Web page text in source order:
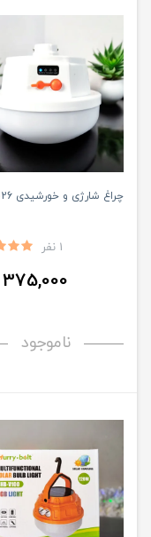
چراغ شارژی و خورشیدی 2026
1 نفر
375,000
ناموجود